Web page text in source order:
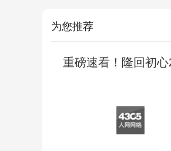
为您推荐
重磅速看！隆回初